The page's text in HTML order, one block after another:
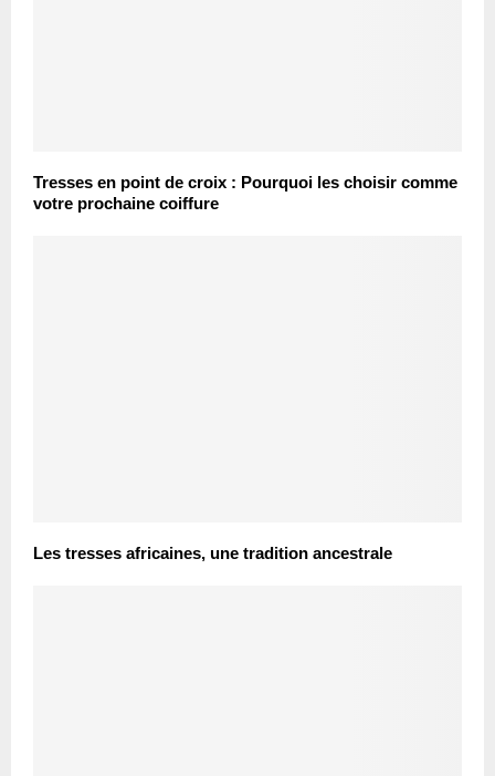
Tresses en point de croix : Pourquoi les choisir comme
votre prochaine coiffure
Les tresses africaines, une tradition ancestrale